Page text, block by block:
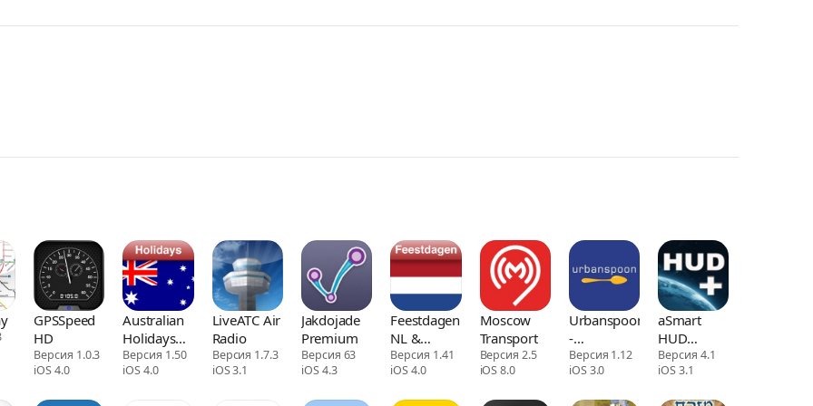
GPSSpeed
HD
Версия 1.0.3
iOS 4.0
Australian
Holidays
2011-2014
Версия 1.50
iOS 4.0
LiveATC Air
Radio
Версия 1.7.3
iOS 3.1
Jakdojade
Premium
Версия 63
iOS 4.3
Feestdagen
NL &
Vakanties
Версия 1.41
iOS 4.0
Moscow
Transport
Версия 2.5
iOS 8.0
Urbanspoon
-
Restaurant
& Food
Версия 1.12
iOS 3.0
aSmart
HUD
+SpeedCams
Версия 4.1
iOS 3.1